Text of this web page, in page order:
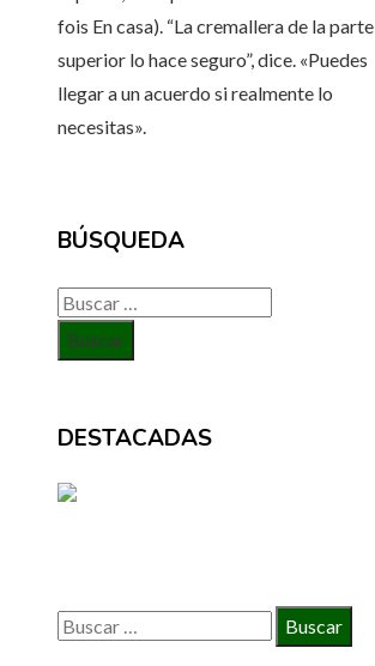
fois En casa). “La cremallera de la parte
superior lo hace seguro”, dice. «Puedes
llegar a un acuerdo si realmente lo
necesitas».
BÚSQUEDA
Buscar:
DESTACADAS
Buscar: